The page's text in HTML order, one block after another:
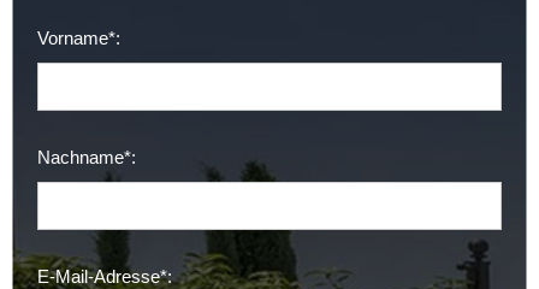
Vorname*:
Nachname*:
E-Mail-Adresse*: